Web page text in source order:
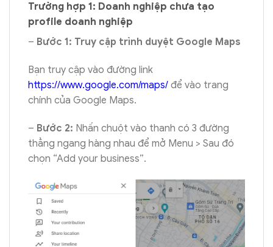
Trường hợp 1: Doanh nghiệp chưa tạo
profile doanh nghiệp
– Bước 1: Truy cập trình duyệt Google Maps
Bạn truy cập vào đường link
https://www.google.com/maps/ để vào trang
chính của Google Maps.
– Bước 2: Nhấn chuột vào thanh có 3 đường
thẳng ngang hàng nhau để mở Menu > Sau đó
chọn “Add your business”.